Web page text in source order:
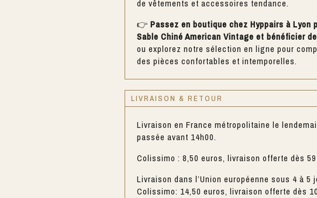
de vêtements et accessoires tendance.
👉 Passez en boutique chez Hyppairs à Lyon
Sable Chiné American Vintage et bénéficier
ou explorez notre sélection en ligne pour
des pièces confortables et intemporelles.
LIVRAISON & RETOUR
Livraison en France métropolitaine le
passée avant 14h00.
Colissimo : 8,50 euros, livraison offerte dès 59
Livraison dans l’Union européenne sous 4 à 5
Colissimo: 14,50 euros, livraison offerte dès